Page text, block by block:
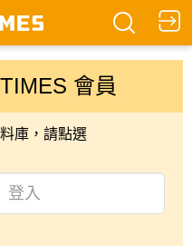
會員
庫，請點選